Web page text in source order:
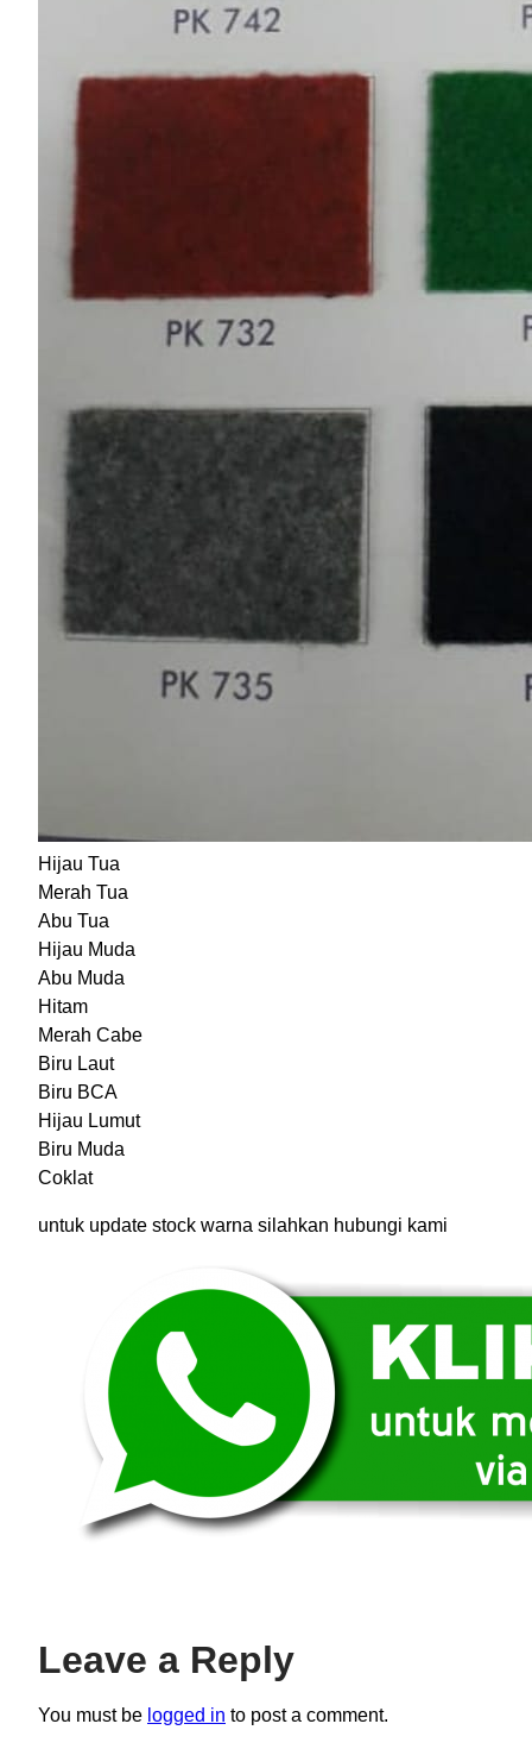
Hijau Tua
Merah Tua
Abu Tua
Hijau Muda
Abu Muda
Hitam
Merah Cabe
Biru Laut
Biru BCA
Hijau Lumut
Biru Muda
Coklat
untuk update stock warna silahkan hubungi kami
Leave a Reply
You must be logged in to post a comment.